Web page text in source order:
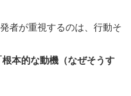
者が重視するのは、行動そ
根本的な動機（なぜそうす